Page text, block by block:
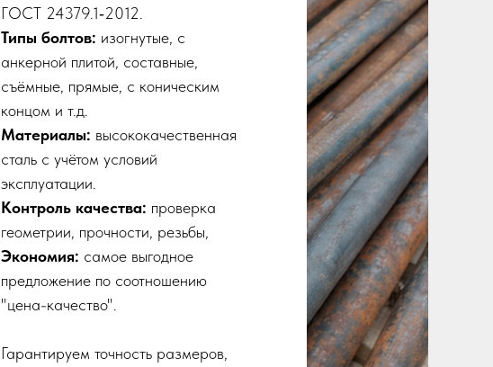
ГОСТ 24379.1‑2012.
Типы болтов: изогнутые, с
анкерной плитой, составные,
съёмные, прямые, с коническим
концом и т.д.
Материалы: высококачественная
сталь с учётом условий
эксплуатации.
Контроль качества: проверка
геометрии, прочности, резьбы,
Экономия: самое выгодное
предложение по соотношению
"цена-качество".
Гарантируем точность размеров,